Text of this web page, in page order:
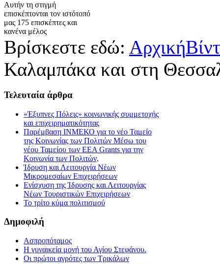
Αυτήν τη στιγμή
επισκέπτονται τον ιστότοπό
μας 175 επισκέπτες και
κανένα μέλος
Βρίσκεστε εδώ: Αρχική
Καλαμπάκα και στη
Τελευταία άρθρα
«Έξυπνες Πόλεις» κοινωνικής συμμετοχής
και επιχειρηματικότητας
Παρέμβαση ΙΝΜΕΚΟ για το νέο Ταμείο
της Κοινωνίας των Πολιτών Μέσω του
νέου Ταμείου των ΕΕΑ Grants για την
Κοινωνία των Πολιτών,
Ίδρυση και Λειτουργία Νέων
Μικρομεσαίων Επιχειρήσεων
Ενίσχυση της Ίδρυσης και Λειτουργίας
Νέων Τουριστικών Επιχειρήσεων
Το τρίτο κύμα πολιτισμού
Δημοφιλή
Ασπροπόταμος
Η γυναικεία μονή του Αγίου Στεφάνου.
Οι πρώτοι αγρότες των Τρικάλων